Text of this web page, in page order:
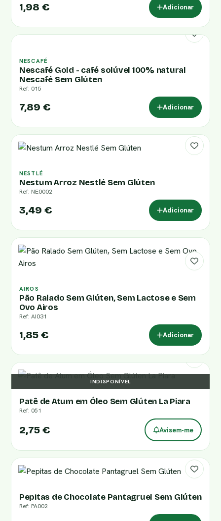
1,98 € Adicionar
NESCAFÉ
Nescafé Gold - café solúvel 100% natural
Nescafé Sem Glúten
Ref: 015
7,89 € Adicionar
NESTLÉ
Nestum Arroz Nestlé Sem Glúten
Ref: NE0002
3,49 € Adicionar
AIROS
Pão Ralado Sem Glúten, Sem Lactose e Sem
Ovo Airos
Ref: AI031
1,85 € Adicionar
INDISPONÍVEL
Patê de Atum em Óleo Sem Glúten La Piara
Ref: 051
2,75 € Avisem-me
Pepitas de Chocolate Pantagruel Sem Glúten
Ref: PA002